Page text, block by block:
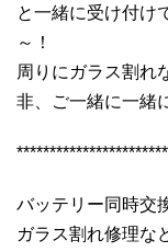
と一緒に受け付け
～！
周りにガラス割れ
非、ご一緒に一緒
バッテリー同時交
ガラス割れ修理な